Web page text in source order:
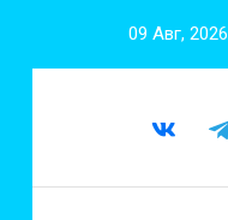
09 Авг, 2026